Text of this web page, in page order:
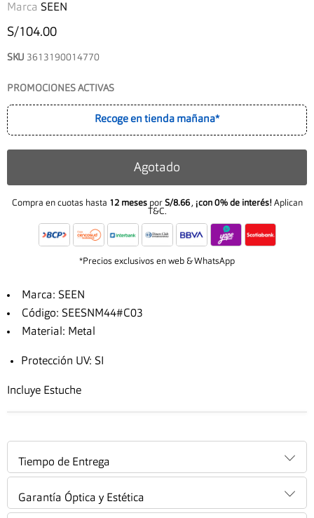
Marca SEEN
S/104.00
SKU 3613190014770
PROMOCIONES ACTIVAS
Recoge en tienda mañana*
Agotado
Compra en cuotas hasta 12 mesespor S/8.66, ¡con 0% de interés!Aplican
T&C.
*Precios exclusivos en web & WhatsApp
Marca: SEEN
Código: SEESNM44#C03
Material: Metal
Protección UV: SI
Incluye Estuche
Tiempo de Entrega
Garantía Óptica y Estética